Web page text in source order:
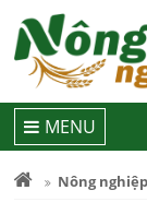
MENU
Nông nghiệp